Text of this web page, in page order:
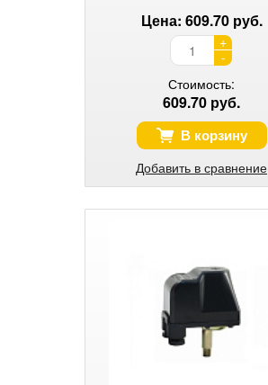
Цена: 609.70 руб.
+
-
Стоимость:
609.70 руб.
В корзину
Добавить в сравнение